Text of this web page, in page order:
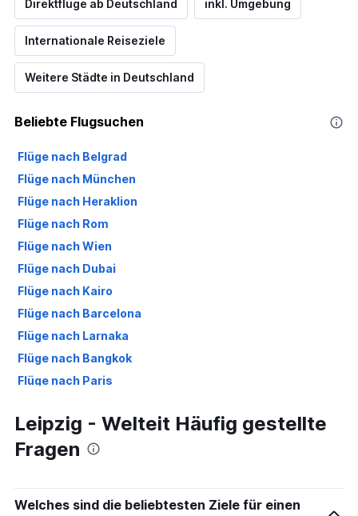
Direktflüge ab Deutschland inkl. Umgebung
Internationale Reiseziele
Weitere Städte in Deutschland
Beliebte Flugsuchen
Flüge nach Belgrad
Flüge nach München
Flüge nach Heraklion
Flüge nach Rom
Flüge nach Wien
Flüge nach Dubai
Flüge nach Kairo
Flüge nach Barcelona
Flüge nach Larnaka
Flüge nach Bangkok
Flüge nach Paris
Flüge nach New York
Flüge nach Izmir
Leipzig - Welteit Häufig gestellte
Fragen
Welches sind die beliebtesten Ziele für einen